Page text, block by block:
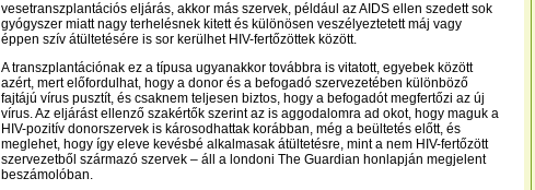
vesetranszplantációs eljárás, akkor más szervek, például az AIDS ellen szedett sok
gyógyszer miatt nagy terhelésnek kitett és különösen veszélyeztetett máj vagy
éppen szív átültetésére is sor kerülhet HIV-fertőzöttek között.
A transzplantációnak ez a típusa ugyanakkor továbbra is vitatott, egyebek között
azért, mert előfordulhat, hogy a donor és a befogadó szervezetében különböző
fajtájú vírus pusztít, és csaknem teljesen biztos, hogy a befogadót megfertőzi az új
vírus. Az eljárást ellenző szakértők szerint az is aggodalomra ad okot, hogy maguk a
HIV-pozitív donorszervek is károsodhattak korábban, még a beültetés előtt, és
meglehet, hogy így eleve kevésbé alkalmasak átültetésre, mint a nem HIV-fertőzött
szervezetből származó szervek – áll a londoni The Guardian honlapján megjelent
beszámolóban.